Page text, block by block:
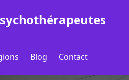
Blog Contact